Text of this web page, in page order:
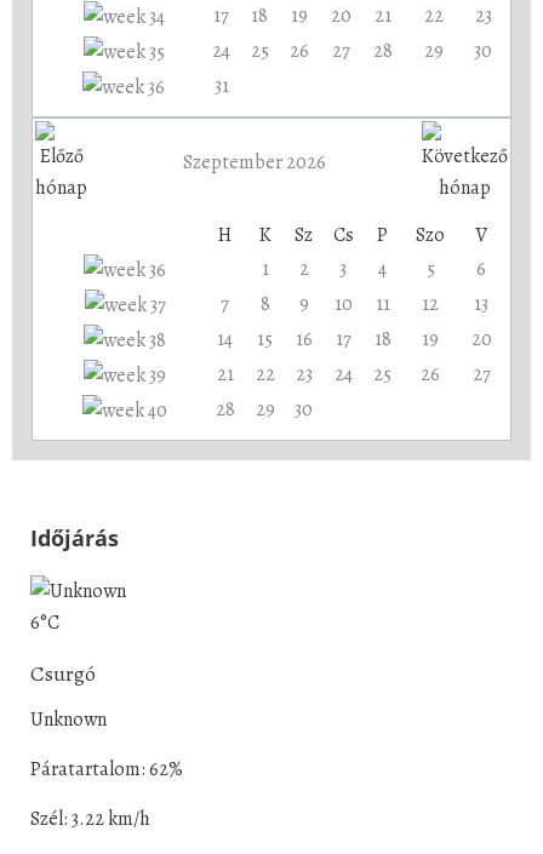
17
18 19 20 21 22
23
24
25 26 27 28 29
30
31
Szeptember 2026
H K Sz Cs P Szo
V
1
2 3 4 5
6
7
8 9 10 11 12
13
14
15 16 17 18 19
20
21
22 23 24 25 26
27
28
29 30
Időjárás
6°C
Csurgó
Unknown
Páratartalom: 62%
Szél: 3.22 km/h